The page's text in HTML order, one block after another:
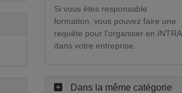
Si vous êtes responsable
formation, vous pouvez faire une
requête pour l'organiser en INTRA
dans votre entreprise.
Dans la même catégorie